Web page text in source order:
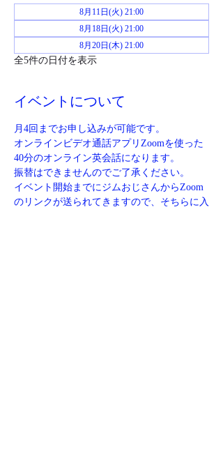
8月11日(火) 21:00
8月18日(火) 21:00
8月20日(木) 21:00
全5件の日付を表示
イベントについて
月4回までお申し込みが可能です。
オンラインビデオ通話アプリZoomを使った
40分のオンライン英会話になります。
振替はできませんのでご了承ください。
イベント開始までにジムおじさんからZoom
のリンクが送られてきますので、そちらに入